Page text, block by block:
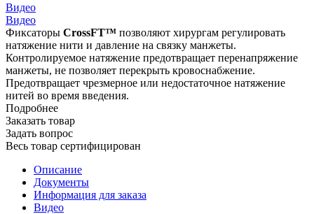
Видео
Видео
Фиксаторы CrossFT™ позволяют хирургам регулировать
натяжение нити и давление на связку манжеты.
Контролируемое натяжение предотвращает перенапряжение
манжеты, не позволяет перекрыть кровоснабжение.
Предотвращает чрезмерное или недостаточное натяжение
нитей во время введения.
Подробнее
Заказать товар
Задать вопрос
Весь товар сертифицирован
Описание
Документы
Информация для заказа
Видео